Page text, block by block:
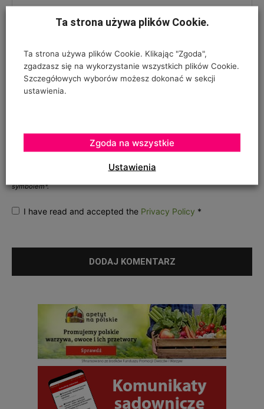
Twój adres e-mail nie zostanie opublikowany, podajesz go wyłącznie do
wiadomości redakcji. Nie udostępnimy go osobom trzecim. Nie wysyłamy
spamu. Pola, których wypełnienie jest wymagane, są oznaczone
symbolem*.
I have read and accepted the Privacy Policy *
Ta strona używa plików Cookie.
Ta strona używa plików Cookie. Klikając "Zgoda",
zgadzasz się na wykorzystanie wszystkich plików Cookie.
Szczegółowych wyborów możesz dokonać w sekcji
ustawienia.
Ustawienia
Zgoda na wszystkie